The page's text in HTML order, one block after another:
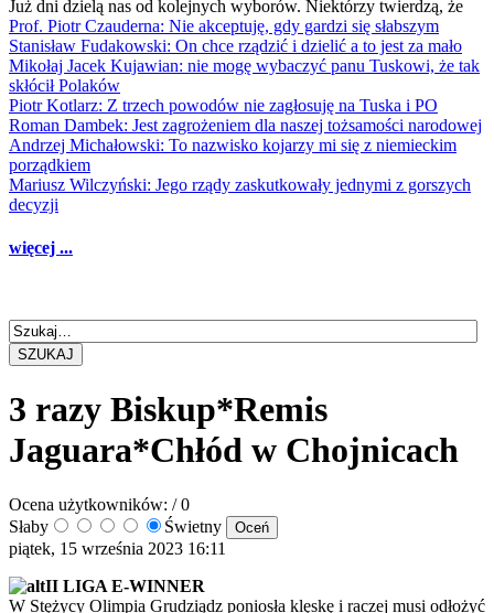
Już dni dzielą nas od kolejnych wyborów. Niektórzy twierdzą, że
Prof. Piotr Czauderna: Nie akceptuję, gdy gardzi się słabszym
Stanisław Fudakowski: On chce rządzić i dzielić a to jest za mało
Mikołaj Jacek Kujawian: nie mogę wybaczyć panu Tuskowi, że tak
skłócił Polaków
Piotr Kotlarz: Z trzech powodów nie zagłosuję na Tuska i PO
Roman Dambek: Jest zagrożeniem dla naszej tożsamości narodowej
Andrzej Michałowski: To nazwisko kojarzy mi się z niemieckim
porządkiem
Mariusz Wilczyński: Jego rządy zaskutkowały jednymi z gorszych
decyzji
więcej ...
SZUKAJ
3 razy Biskup*Remis
Jaguara*Chłód w Chojnicach
Ocena użytkowników: / 0
Słaby
Świetny
piątek, 15 września 2023 16:11
II LIGA E-WINNER
W Stężycy Olimpia Grudziądz poniosła klęskę i raczej musi odłożyć